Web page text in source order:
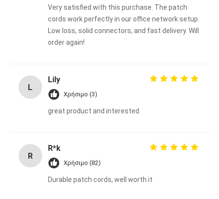
Very satisfied with this purchase. The patch
cords work perfectly in our office network setup.
Low loss, solid connectors, and fast delivery. Will
order again!
L
Lily
Χρήσιμο (3)
great product and interested
R
R*k
Χρήσιμο (82)
Durable patch cords, well worth it